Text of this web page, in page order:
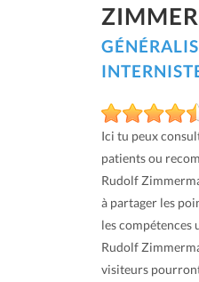
Ici tu peux
patients ou
Rudolf
à partager les
les compétences
Rudolf
visiteurs